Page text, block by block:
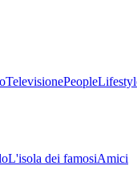
TelevisionePeople
L'isola dei famosiAmici